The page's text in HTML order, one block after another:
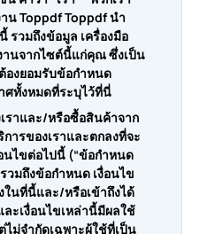
น Toppdf Toppdf นำ
รวมถึงข้อมูล เครื่องมือ
นจากไซต์นี้แก่คุณ ซึ่งเป็น
องยอมรับข้อกำหนด
ศทั้งหมดที่ระบุไว้ที่นี่
ราและ/หรือซื้อสินค้าจาก
ารของเราและตกลงที่จะ
ไขต่อไปนี้ (“ข้อกำหนด
วมถึงข้อกำหนด เงื่อนไข
ในที่นี้และ/หรือเข้าถึงได้
ะเงื่อนไขเหล่านี้มีผลใช้
ม่จำกัดเฉพาะผู้ใช้ที่เป็น